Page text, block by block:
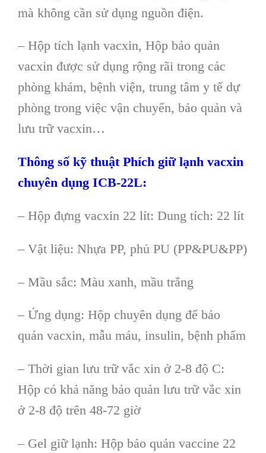
mà không cần sử dụng nguồn điện.
– Hộp tích lạnh vacxin, Hộp bảo quản
vacxin được sử dụng rộng rãi trong các
phòng khám, bệnh viện, trung tâm y tế dự
phòng trong việc vận chuyển, bảo quản và
lưu trữ vacxin…
Thông số kỹ thuật Phích giữ lạnh vacxin
chuyên dụng ICB-22L:
– Hộp đựng vacxin 22 lít: Dung tích: 22 lít
– Vật liệu: Nhựa PP, phủ PU (PP&PU&PP)
– Mầu sắc: Màu xanh, mầu trắng
– Ứng dụng: Hộp chuyên dụng để bảo
quản vacxin, mẫu máu, insulin, bệnh phẩm
– Thời gian lưu trữ vắc xin ở 2-8 độ C:
Hộp có khả năng bảo quản lưu trữ vắc xin
ở 2-8 độ trên 48-72 giờ
– Gel giữ lạnh: Hộp bảo quản vaccine 22